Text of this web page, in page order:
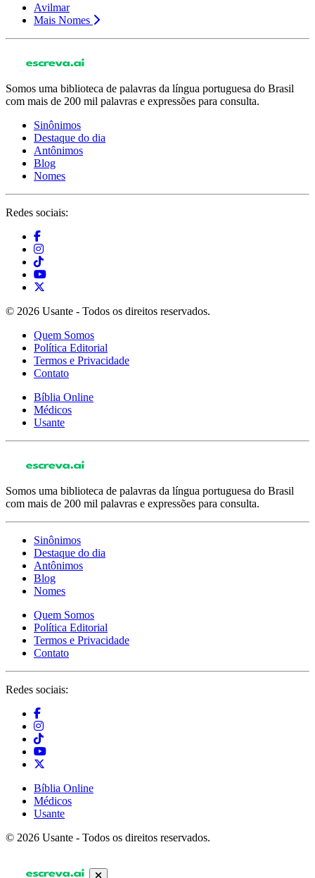
Avilmar
Mais Nomes
Somos uma biblioteca de palavras da língua portuguesa do Brasil
com mais de 200 mil palavras e expressões para consulta.
Sinônimos
Destaque do dia
Antônimos
Blog
Nomes
Redes sociais:
© 2026 Usante - Todos os direitos reservados.
Quem Somos
Política Editorial
Termos e Privacidade
Contato
Bíblia Online
Médicos
Usante
Somos uma biblioteca de palavras da língua portuguesa do Brasil
com mais de 200 mil palavras e expressões para consulta.
Sinônimos
Destaque do dia
Antônimos
Blog
Nomes
Quem Somos
Política Editorial
Termos e Privacidade
Contato
Redes sociais:
Bíblia Online
Médicos
Usante
© 2026 Usante - Todos os direitos reservados.